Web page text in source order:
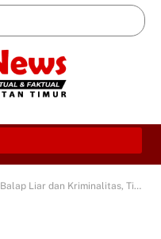
Kriminalitas, Tim Raimas Sat Samapta Polres Berau Intensifkan Patroli Malam